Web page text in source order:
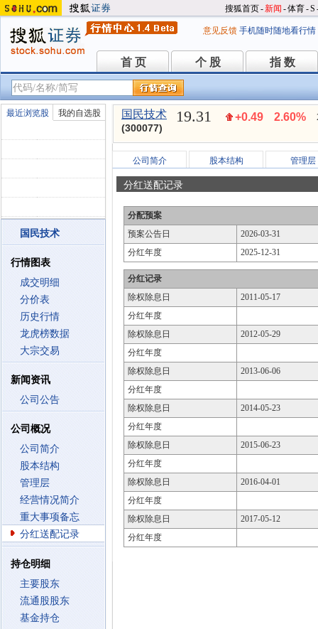
搜狐首页-新闻 -体育-S
意见反馈 手机随时随地看行情
首 页
首 页 个 股
个 股 指 数
指 数
最近浏览股 我的自选股
国民技术
行情图表
成交明细
分价表
历史行情
龙虎榜数据
大宗交易
新闻资讯
公司公告
公司概况
公司简介
股本结构
管理层
经营情况简介
重大事项备忘
分红送配记录
持仓明细
主要股东
流通股股东
基金持仓
国民技术
(300077)
19.31 +0.49 2.60%
公司简介 股本结构 管理层
分红送配记录
分配预案
预案公告日
2026-03-31
分红年度
2025-12-31
分红记录
除权除息日
2011-05-17
分红年度
除权除息日
2012-05-29
分红年度
除权除息日
2013-06-06
分红年度
除权除息日
2014-05-23
分红年度
除权除息日
2015-06-23
分红年度
除权除息日
2016-04-01
分红年度
除权除息日
2017-05-12
分红年度